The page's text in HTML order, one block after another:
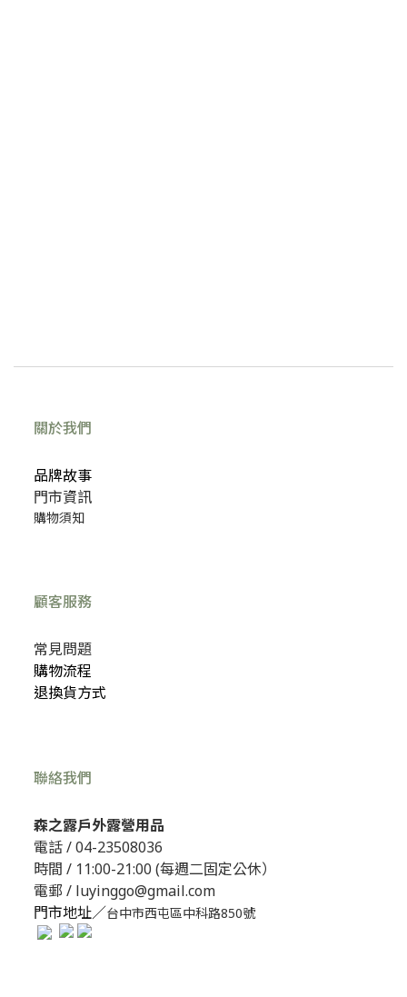
關於我們
品牌故事
門市資訊
購物須知
顧客服務
常見問題
購物流程
退換貨方式
聯絡我們
森之露戶外露營用品
電話 /04-23508036
時間 / 11:00-21:00 (每週二固定公休）
電郵 / luyinggo@gmail.com
門市地址／台中市西屯區中科路850號